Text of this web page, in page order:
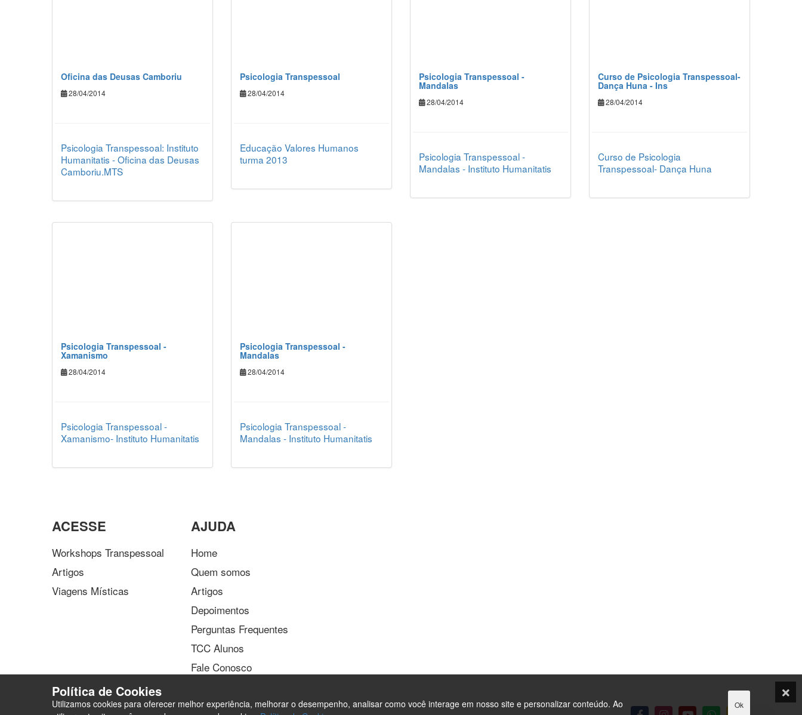
Oficina das Deusas Camboriu
28/04/2014
Psicologia Transpessoal: Instituto
Humanitatis - Oficina das Deusas
Camboriu.MTS
Psicologia Transpessoal
28/04/2014
Educação Valores Humanos
turma 2013
Psicologia Transpessoal -
Mandalas
28/04/2014
Psicologia Transpessoal -
Mandalas - Instituto Humanitatis
Curso de Psicologia Transpessoal-
Dança Huna - Ins
28/04/2014
Curso de Psicologia
Transpessoal- Dança Huna
Psicologia Transpessoal -
Xamanismo
28/04/2014
Psicologia Transpessoal -
Xamanismo- Instituto Humanitatis
Psicologia Transpessoal -
Mandalas
28/04/2014
Psicologia Transpessoal -
Mandalas - Instituto Humanitatis
ACESSE
Workshops Transpessoal
Artigos
Viagens Místicas
AJUDA
Home
Quem somos
Artigos
Depoimentos
Perguntas Frequentes
TCC Alunos
Fale Conosco
Política de Cookies
Utilizamos cookies para oferecer melhor experiência, melhorar o desempenho, analisar como você interage em nosso site e personalizar conteúdo. Ao
Ok